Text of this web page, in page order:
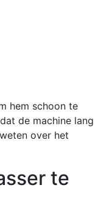
hem schoon te
de machine lang
over het
te